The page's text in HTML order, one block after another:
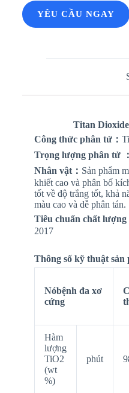
YÊU CẦU NGAY
Titan
Công thức phân tử：
Trọng lượng phân tử
：
Nhân vật： Sản phẩm
khiết cao và phân bố
tốt về độ trắng tốt, khả
màu cao và dễ phân tán.
Tiêu chuẩn chất lượng
2017
Thông số kỹ thuật sản
Nóbệnh đa xơ
cứng
Hàm
lượng
TiO2
(wt
%)
phút